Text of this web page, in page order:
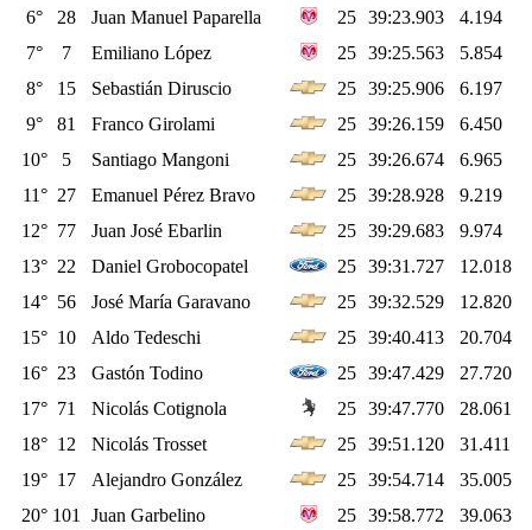
6°
28 Juan Manuel Paparella 25 39:23.903
4.194
7°
7 Emiliano López 25 39:25.563
5.854
8°
15 Sebastián Diruscio 25 39:25.906
6.197
9°
81 Franco Girolami 25 39:26.159
6.450
10°
5 Santiago Mangoni 25 39:26.674
6.965
11° 27 Emanuel Pérez Bravo 25 39:28.928
9.219
12° 77 Juan José Ebarlin 25 39:29.683
9.974
13° 22 Daniel Grobocopatel 25 39:31.727
12.018
14° 56 José María Garavano 25 39:32.529
12.820
15° 10 Aldo Tedeschi 25 39:40.413
20.704
16° 23 Gastón Todino 25 39:47.429
27.720
17° 71 Nicolás Cotignola 25 39:47.770
28.061
18° 12 Nicolás Trosset 25 39:51.120
31.411
19° 17 Alejandro González 25 39:54.714
35.005
20° 101 Juan Garbelino 25 39:58.772
39.063